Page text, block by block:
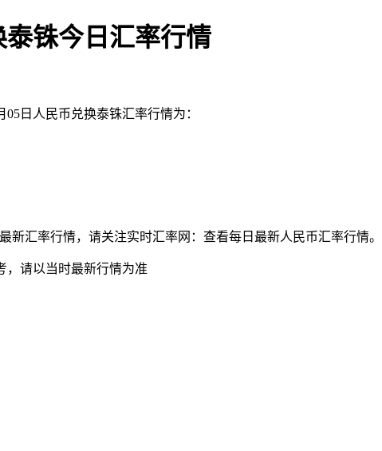
泰铢今日汇率行情
日人民币兑换泰铢汇率行情为：
新汇率行情，请关注实时汇率网：查看每日最新人民币汇率行情。
，请以当时最新行情为准